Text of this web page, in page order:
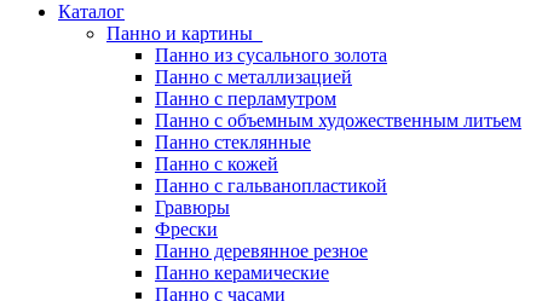
Каталог
Панно и картины
Панно из сусального золота
Панно с металлизацией
Панно с перламутром
Панно с объемным художественным литьем
Панно стеклянные
Панно с кожей
Панно с гальванопластикой
Гравюры
Фрески
Панно деревянное резное
Панно керамические
Панно с часами